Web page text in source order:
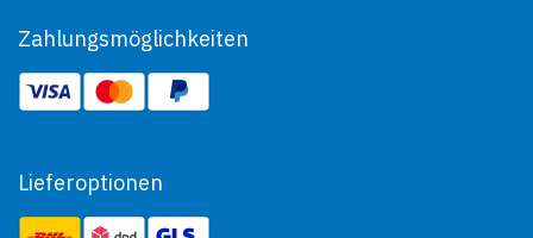
Zahlungsmöglichkeiten
Lieferoptionen